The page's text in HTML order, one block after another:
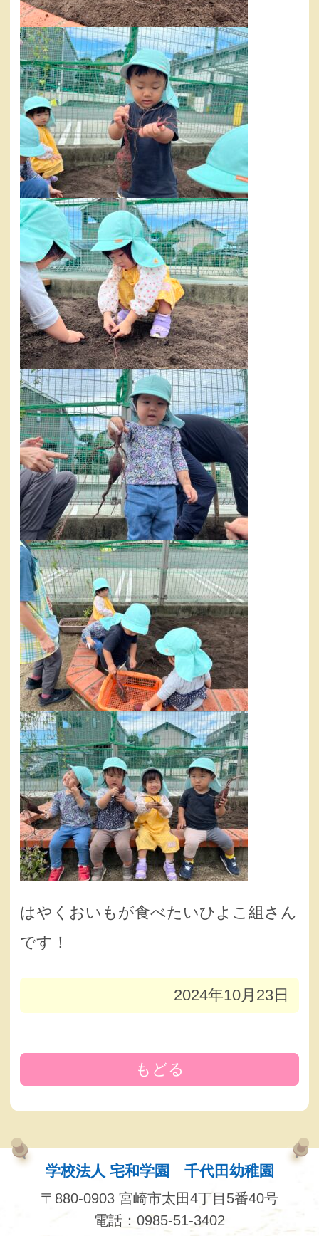
はやくおいもが食べたいひよこ組さん
です！
2024年10月23日
もどる
学校法人 宅和学園 千代田幼稚園
〒880-0903 宮崎市太田4丁目5番40号
電話：0985-51-3402